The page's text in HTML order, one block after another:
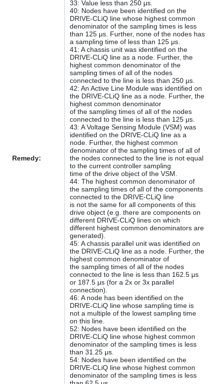
Remedy:
33: Value less than 250 μs.
40: Nodes have been identified on the
DRIVE-CLiQ line whose highest common
denominator of the sampling times is less
than 125 μs. Further, none of the nodes has
a sampling time of less than 125 μs.
41: A chassis unit was identified on the
DRIVE-CLiQ line as a node. Further, the
highest common denominator of the
sampling times of all of the nodes
connected to the line is less than 250 μs.
42: An Active Line Module was identified on
the DRIVE-CLiQ line as a node. Further, the
highest common denominator
of the sampling times of all of the nodes
connected to the line is less than 125 μs.
43: A Voltage Sensing Module (VSM) was
identified on the DRIVE-CLiQ line as a
node. Further, the highest common
denominator of the sampling times of all of
the nodes connected to the line is not equal
to the current controller sampling
time of the drive object of the VSM.
44: The highest common denominator of
the sampling times of all of the components
connected to the DRIVE-CLiQ line
is not the same for all components of this
drive object (e.g. there are components on
different DRIVE-CLiQ lines on which
different highest common denominators are
generated).
45: A chassis parallel unit was identified on
the DRIVE-CLiQ line as a node. Further, the
highest common denominator of
the sampling times of all of the nodes
connected to the line is less than 162.5 μs
or 187.5 μs (for a 2x or 3x parallel
connection).
46: A node has been identified on the
DRIVE-CLiQ line whose sampling time is
not a multiple of the lowest sampling time
on this line.
52: Nodes have been identified on the
DRIVE-CLiQ line whose highest common
denominator of the sampling times is less
than 31.25 μs.
54: Nodes have been identified on the
DRIVE-CLiQ line whose highest common
denominator of the sampling times is less